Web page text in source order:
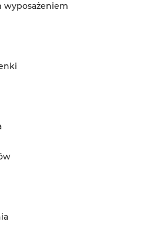
wyposażeniem